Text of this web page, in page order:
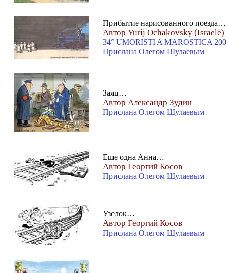
Прибытие нарисованного поезда…
Автор Yurij Ochakovsky (Israele)
34° UMORISTI A MAROSTICA
Прислана Олегом Шулаевым
Заяц…
Автор Александр Зудин
Прислана Олегом Шулаевым
Еще одна Анна…
Автор Георгий Косов
Прислана Олегом Шулаевым
Узелок…
Автор Георгий Косов
Прислана Олегом Шулаевым